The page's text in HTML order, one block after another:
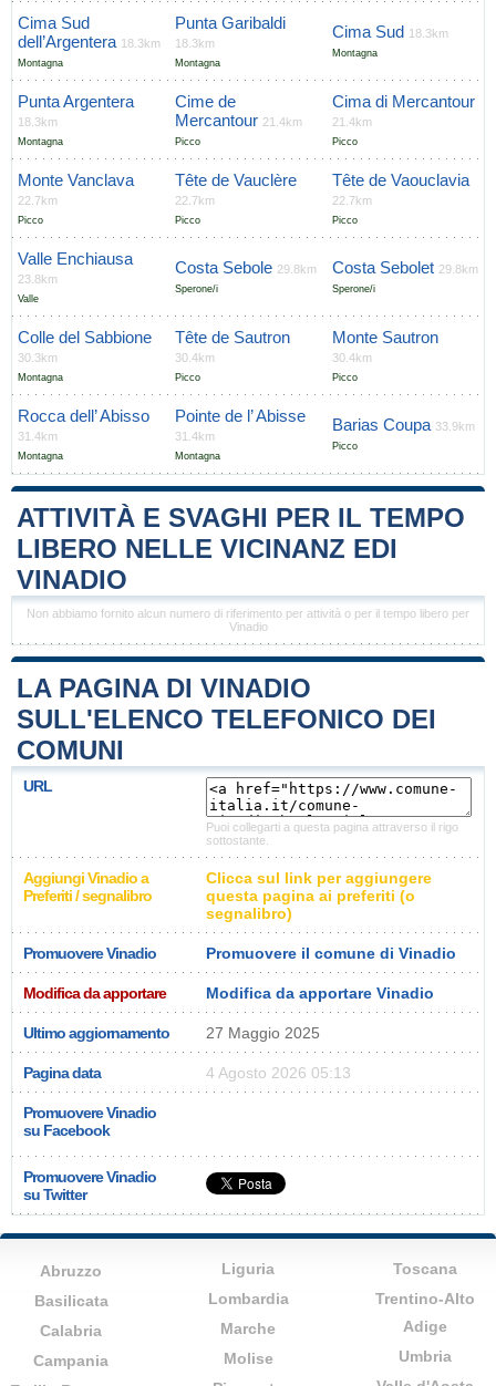
Cima Sud
dell’Argentera 18.3km
Montagna
Punta Garibaldi
18.3km
Montagna
Cima Sud 18.3km
Montagna
Punta Argentera
18.3km
Montagna
Cime de
Mercantour 21.4km
Picco
Cima di Mercantour
21.4km
Picco
Monte Vanclava
22.7km
Picco
Tête de Vauclère
22.7km
Picco
Tête de Vaouclavia
22.7km
Picco
Valle Enchiausa
23.8km
Valle
Costa Sebole 29.8km
Sperone/i
Costa Sebolet 29.8km
Sperone/i
Colle del Sabbione
30.3km
Montagna
Tête de Sautron
30.4km
Picco
Monte Sautron
30.4km
Picco
Rocca dell’ Abisso
31.4km
Montagna
Pointe de l’ Abisse
31.4km
Montagna
Barias Coupa 33.9km
Picco
ATTIVITÀ E SVAGHI PER IL TEMPO
LIBERO NELLE VICINANZ EDI
VINADIO
Non abbiamo fornito alcun numero di riferimento per attività o per il tempo libero per
Vinadio
LA PAGINA DI VINADIO
SULL'ELENCO TELEFONICO DEI
COMUNI
URL
Puoi collegarti a questa pagina attraverso il rigo
sottostante.
Aggiungi Vinadio a
Preferiti / segnalibro
Clicca sul link per aggiungere
questa pagina ai preferiti (o
segnalibro)
Promuovere Vinadio Promuovere il comune di Vinadio
Modifica da apportare Modifica da apportare Vinadio
Ultimo aggiornamento 27 Maggio 2025
Pagina data 4 Agosto 2026 05:13
Promuovere Vinadio
su Facebook
Promuovere Vinadio
su Twitter
Abruzzo
Basilicata
Calabria
Campania
Liguria
Lombardia
Marche
Molise
Toscana
Trentino-Alto
Adige
Umbria